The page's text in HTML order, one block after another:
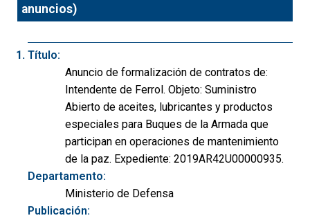
anuncios)
Título:
Anuncio de formalización de contratos de:
Intendente de Ferrol. Objeto: Suministro
Abierto de aceites, lubricantes y productos
especiales para Buques de la Armada que
participan en operaciones de mantenimiento
de la paz. Expediente: 2019AR42U00000935.
Departamento:
Ministerio de Defensa
Publicación: